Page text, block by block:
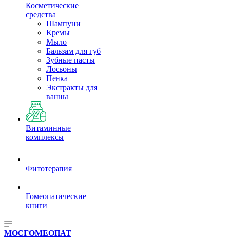
Косметические
средства
Шампуни
Кремы
Мыло
Бальзам для губ
Зубные пасты
Лосьоны
Пенка
Экстракты для
ванны
Витаминные
комплексы
Фитотерапия
Гомеопатические
книги
МОСГОМЕОПАТ